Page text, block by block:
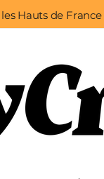
Hauts de France